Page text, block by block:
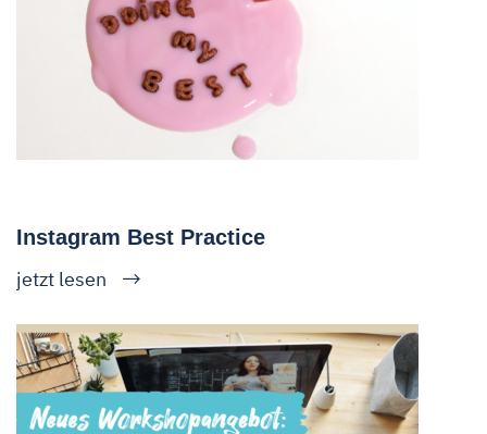
Instagram Best Practice
jetzt lesen